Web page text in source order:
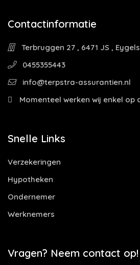
Contactinformatie
Terbruggen 27 , 6471 JS ,
0455355443
info@terpstra-assurantien.nl
Momenteel werken wij enkel op
Snelle Links
Verzekeringen
Hypotheken
Ondernemer
Werknemers
Vragen? Neem contact op!